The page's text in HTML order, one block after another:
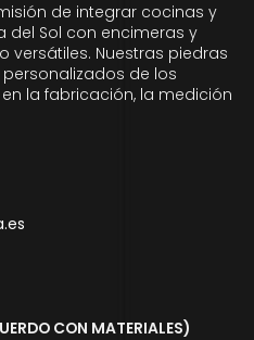
de integrar cocinas y
del Sol con encimeras y
Nuestras piedras
de los
la fabricación, la medición
CON MATERIALES)